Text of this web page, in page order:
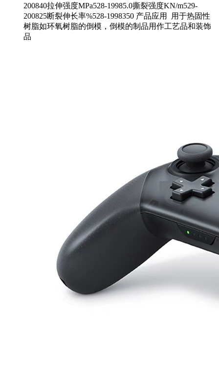
200840拉伸强度MPa528-19985.0撕裂强度KN/m529-
200825断裂伸长率%528-1998350 产品应用 用于热固性
树脂如环氧树脂的倒模，倒模的制品用作工艺品和装饰
品